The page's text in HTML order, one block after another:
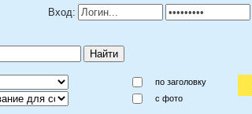
Вход:
по заголовку
c фото